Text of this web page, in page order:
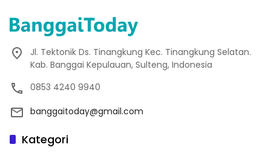
Jl. Tektonik Ds. Tinangkung Kec. Tinangkung Selatan.
Kab. Banggai Kepulauan, Sulteng, Indonesia
0853 4240 9940
banggaitoday@gmail.com
Kategori